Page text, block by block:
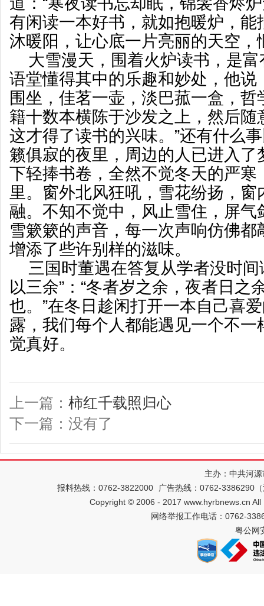
有闲读一本好书，就如抱暖炉，能
沐暖阳，让心底一片亮丽的天空，
大雪漫天，围着火炉读书，是
语堂懂得其中的乐趣和妙处，他说
围坐，佳茗一壶，淡巴菰一盒，
籍十数本横陈于沙发之上，然后
这才得了读书的兴味。”还有什么
籁俱寂的夜里，周边的人已进入
下轻捧书卷，全然不觉冬天的严寒
里。窗外北风狂吼，雪花纷扬，
融。不知不觉中，风止雪住，屏气
雪簌簌的声音，每一次声响仿佛
增添了些许别样的滋味。
三国时董遇在答复从学者没时
以三余”：“冬者岁之余，夜者日之
也。”在冬日趁闲打开一本自己喜
露，我们每个人都能遇见一个不
觉真好。
上一篇： 柿红千载照归心
下一篇：没有了